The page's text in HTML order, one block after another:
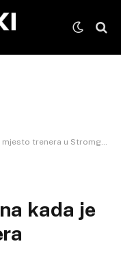
trenera u Stromgodsetu
kada je